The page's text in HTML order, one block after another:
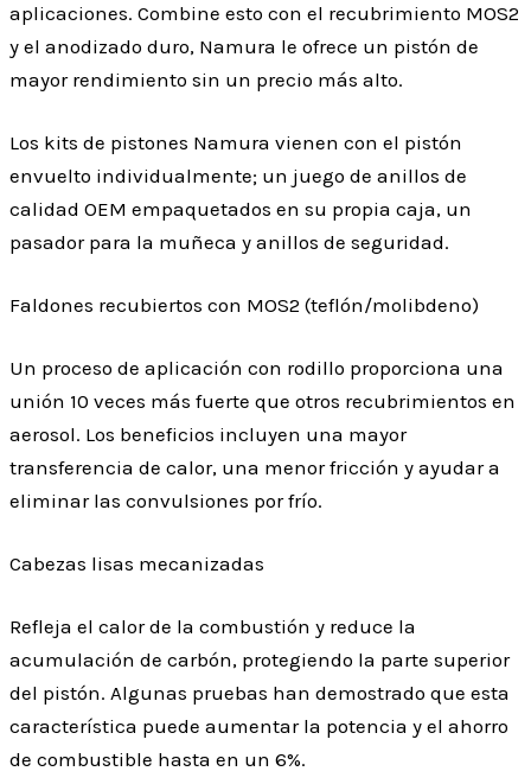
aplicaciones. Combine esto con el recubrimiento MOS2
y el anodizado duro, Namura le ofrece un pistón de
mayor rendimiento sin un precio más alto.
Los kits de pistones Namura vienen con el pistón
envuelto individualmente; un juego de anillos de
calidad OEM empaquetados en su propia caja, un
pasador para la muñeca y anillos de seguridad.
Faldones recubiertos con MOS2 (teflón/molibdeno)
Un proceso de aplicación con rodillo proporciona una
unión 10 veces más fuerte que otros recubrimientos en
aerosol. Los beneficios incluyen una mayor
transferencia de calor, una menor fricción y ayudar a
eliminar las convulsiones por frío.
Cabezas lisas mecanizadas
Refleja el calor de la combustión y reduce la
acumulación de carbón, protegiendo la parte superior
del pistón. Algunas pruebas han demostrado que esta
característica puede aumentar la potencia y el ahorro
de combustible hasta en un 6%.